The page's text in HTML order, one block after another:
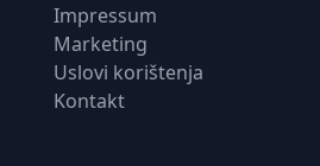
Impressum
Marketing
Uslovi korištenja
Kontakt